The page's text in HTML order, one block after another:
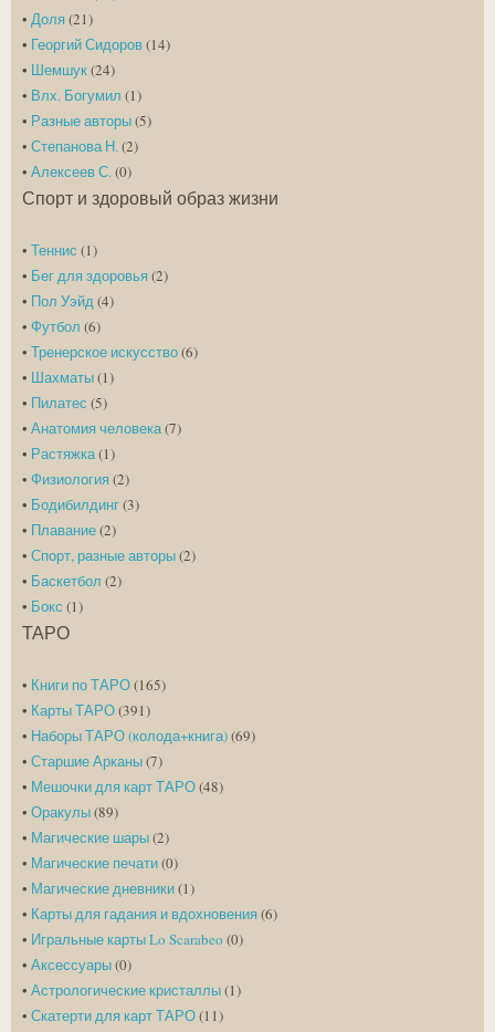
• Доля(21)
• Георгий Сидоров(14)
• Шемшук(24)
• Влх. Богумил (1)
• Разные авторы(5)
• Степанова Н. (2)
• Алексеев С. (0)
Спорт и здоровый образ жизни
• Теннис (1)
• Бег для здоровья(2)
• Пол Уэйд (4)
• Футбол (6)
• Тренерское искусство(6)
• Шахматы(1)
• Пилатес (5)
• Анатомия человека(7)
• Растяжка(1)
• Физиология(2)
• Бодибилдинг(3)
• Плавание(2)
• Спорт, разные авторы(2)
• Баскетбол (2)
• Бокс (1)
ТАРО
• Книги по ТАРО(165)
• Карты ТАРО(391)
• Наборы ТАРО (колода+книга)(69)
• Старшие Арканы(7)
• Мешочки для карт ТАРО(48)
• Оракулы(89)
• Магические шары(2)
• Магические печати(0)
• Магические дневники(1)
• Карты для гадания и вдохновения(6)
• Игральные карты Lo Scarabeo (0)
• Аксессуары(0)
• Астрологические кристаллы(1)
• Скатерти для карт ТАРО(11)